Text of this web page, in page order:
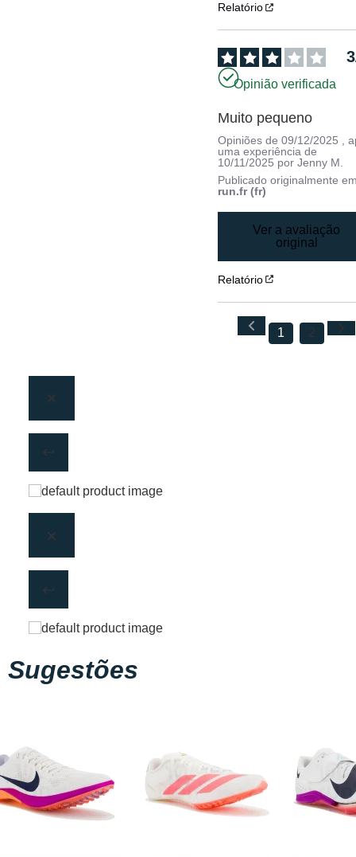
Relatório
3
Opinião verificada
Muito pequeno
Opiniões de09/12/2025 ,
uma experiência de
10/11/2025 porJenny M.
Publicado originalmente
run.fr (fr)
Ver a avaliação
original
Relatório
1 2
Sugestões